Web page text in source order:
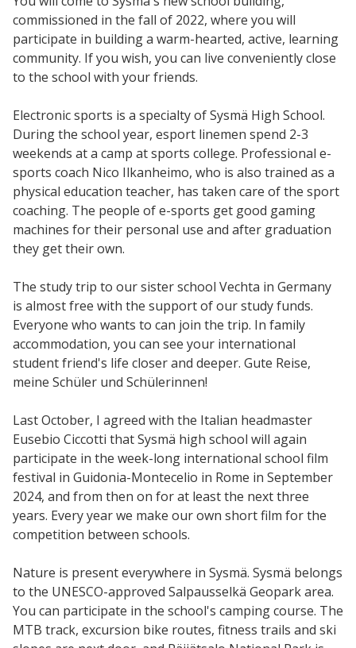
commissioned in the fall of 2022, where you will
participate in building a warm-hearted, active, learning
community. If you wish, you can live conveniently close
to the school with your friends.
Electronic sports is a specialty of Sysmä High School.
During the school year, esport linemen spend 2-3
weekends at a camp at sports college. Professional e-
sports coach Nico Ilkanheimo, who is also trained as a
physical education teacher, has taken care of the sport
coaching. The people of e-sports get good gaming
machines for their personal use and after graduation
they get their own.
The study trip to our sister school Vechta in Germany
is almost free with the support of our study funds.
Everyone who wants to can join the trip. In family
accommodation, you can see your international
student friend's life closer and deeper. Gute Reise,
meine Schüler und Schülerinnen!
Last October, I agreed with the Italian headmaster
Eusebio Ciccotti that Sysmä high school will again
participate in the week-long international school film
festival in Guidonia-Montecelio in Rome in September
2024, and from then on for at least the next three
years. Every year we make our own short film for the
competition between schools.
Nature is present everywhere in Sysmä. Sysmä belongs
to the UNESCO-approved Salpausselkä Geopark area.
You can participate in the school's camping course. The
MTB track, excursion bike routes, fitness trails and ski